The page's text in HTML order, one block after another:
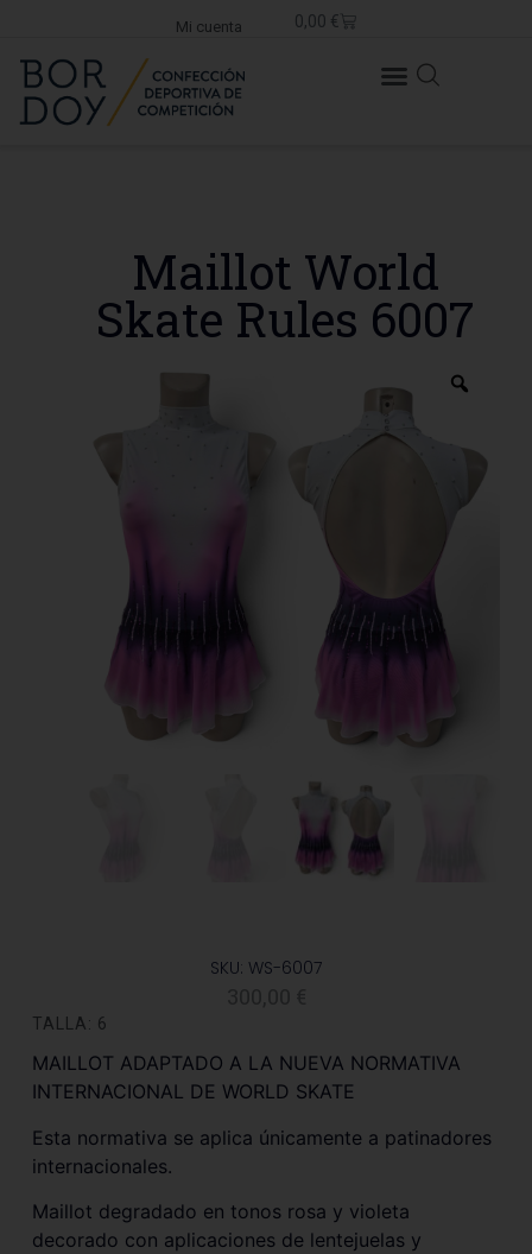
Mi cuenta 0,00 €
Maillot World
Skate Rules 6007
SKU: WS-6007
TALLA: 6
MAILLOT ADAPTADO A LA NUEVA NORMATIVA
INTERNACIONAL DE WORLD SKATE
Esta normativa se aplica únicamente a patinadores
internacionales.
Maillot degradado en tonos rosa y violeta
decorado con aplicaciones de lentejuelas y